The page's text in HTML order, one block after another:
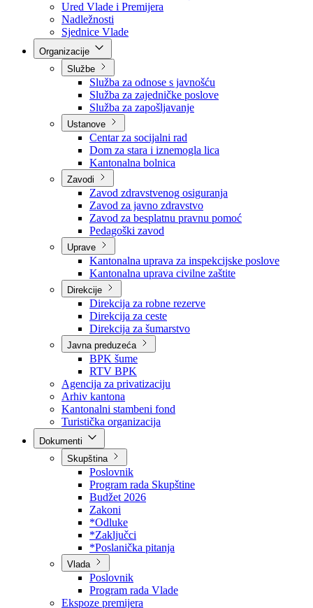
i sport
Ministarstvo za boračka pitanja
Ministarstvo za finansije
Ured Vlade i Premijera
Nadležnosti
Sjednice Vlade
Službe
Služba za odnose s javnošću
Služba za zajedničke poslove
Služba za zapošljavanje
Ustanove
Centar za socijalni rad
Dom za stara i iznemogla lica
Kantonalna bolnica
Zavodi
Zavod zdravstvenog osiguranja
Zavod za javno zdravstvo
Zavod za besplatnu pravnu pomoć
Pedagoški zavod
Uprave
Kantonalna uprava za inspekcijske poslove
Kantonalna uprava civilne zaštite
Direkcije
Direkcija za robne rezerve
Direkcija za ceste
Direkcija za šumarstvo
Javna preduzeća
BPK šume
RTV BPK
Agencija za privatizaciju
Arhiv kantona
Kantonalni stambeni fond
Turistička organizacija
Skupština
Poslovnik
Program rada Skupštine
Budžet 2026
Zakoni
*Odluke
*Zaključci
*Poslanička pitanja
Vlada